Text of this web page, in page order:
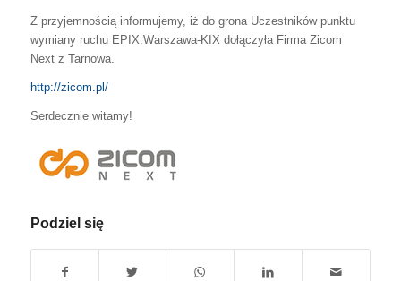
Z przyjemnością informujemy, iż do grona Uczestników punktu
wymiany ruchu EPIX.Warszawa-KIX dołączyła Firma Zicom
Next z Tarnowa.
http://zicom.pl/
Serdecznie witamy!
Podziel się